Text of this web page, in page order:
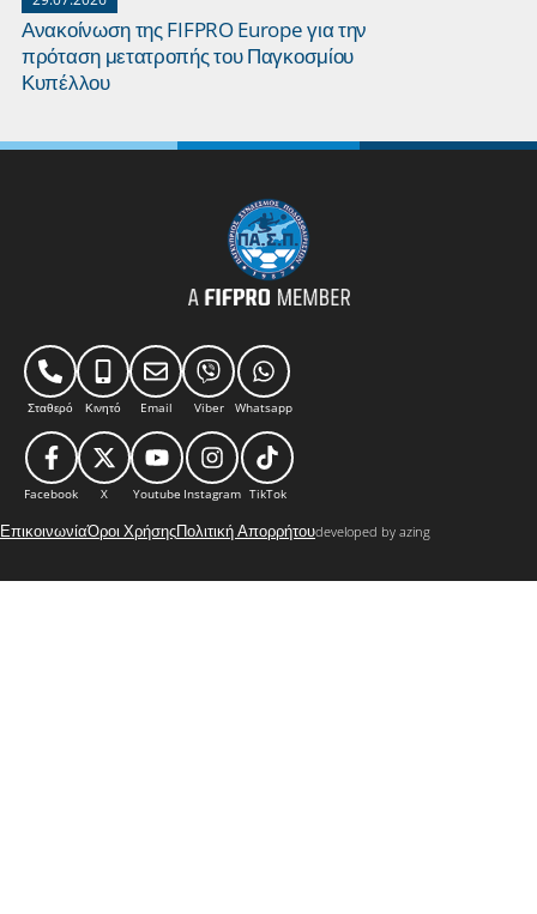
Ανακοίνωση της FIFPRO Europe για την
πρόταση μετατροπής του Παγκοσμίου
Κυπέλλου
Σταθερό Κινητό Email Viber Whatsapp
Facebook X Youtube Instagram TikTok
ΕπικοινωνίαΌροι ΧρήσηςΠολιτική Απορρήτουdeveloped by azing